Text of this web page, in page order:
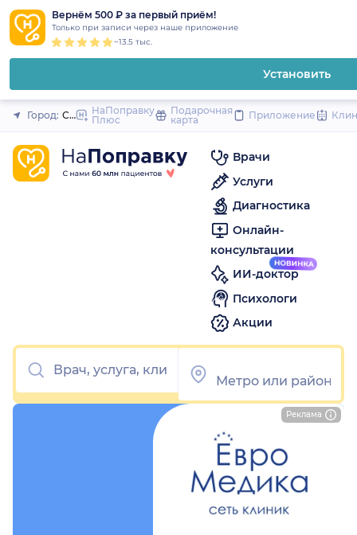
Вернём 500 ₽ за первый приём!
Только при записи через наше приложение
~13.5 тыс.
Установить
Закрыть
Город: Санкт-Петербург
НаПоправку
Плюс
Подарочная
карта
Приложение
Врачи
Услуги
Диагностика
Онлайн-
консультации
ИИ-доктор
Психологи
Акции
Реклама